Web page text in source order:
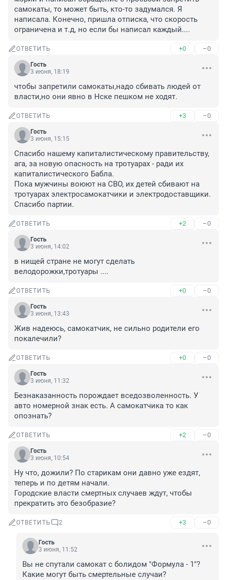
самокаты, то может быть, кто-то задумался. Я
написала. Конечно, пришла отписка, что скорость
ограничена и т.д, но если бы написал каждый....
ОТВЕТИТЬ +0 –0
Гость
3 июня, 18:19
чтобы запретили самокаты,надо сбивать людей от
власти,но они явно в Нске пешком не ходят.
ОТВЕТИТЬ +3 –0
Гость
3 июня, 15:15
Спасибо нашему капиталистическому правительству,
ага, за новую опасность на тротуарах - ради их
капиталистического Бабла.
Пока мужчины воюют на СВО, их детей сбивают на
тротуарах электросамокатчики и электродоставщики.
Спасибо партии.
ОТВЕТИТЬ +2 –0
Гость
3 июня, 14:02
в нищей стране не могут сделать
велодорожки,тротуары ....
ОТВЕТИТЬ +0 –0
Гость
3 июня, 13:43
Жив надеюсь, самокатчик, не сильно родители его
покалечили?
ОТВЕТИТЬ +0 –0
Гость
3 июня, 11:32
Безнаказанность порождает вседозволенность. У
авто номерной знак есть. А самокатчика то как
опознать?
ОТВЕТИТЬ +2 –0
Гость
3 июня, 10:54
Ну что, дожили? По старикам они давно уже ездят,
теперь и по детям начали.
Городские власти смертных случаев ждут, чтобы
прекратить это безобразие?
ОТВЕТИТЬ 2 +3 –0
Гость
3 июня, 11:52
Вы не спутали самокат с болидом "Формула - 1"?
Какие могут быть смертельные случаи?